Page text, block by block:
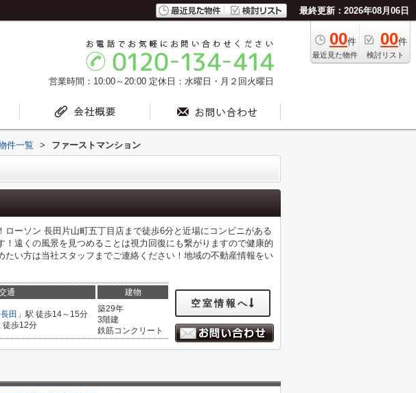
最終更新：2026年08月06日
00件
最近見た物件
00件
検討リスト
営業時間：10:00～20:00 定休日：水曜日・月２回火曜日
件一覧 > ファーストマンション
ーソン 長田片山町五丁目店まで徒歩6分と近場にコンビニがある
遠くの風景を見つめることは視力回復にも繋がりますので健康的
い方は当社スタッフまでご連絡ください！地域の不動産情報をい
通 建物
田 」駅 徒歩14～15分
徒歩12分
築29年
3階建
鉄筋コンクリート
空室情報へ